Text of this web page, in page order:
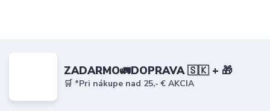
ZADARMO🚛DOPRAVA 🇸🇰 + 🎁
🛒 *Pri nákupe nad 25,- € AKCIA